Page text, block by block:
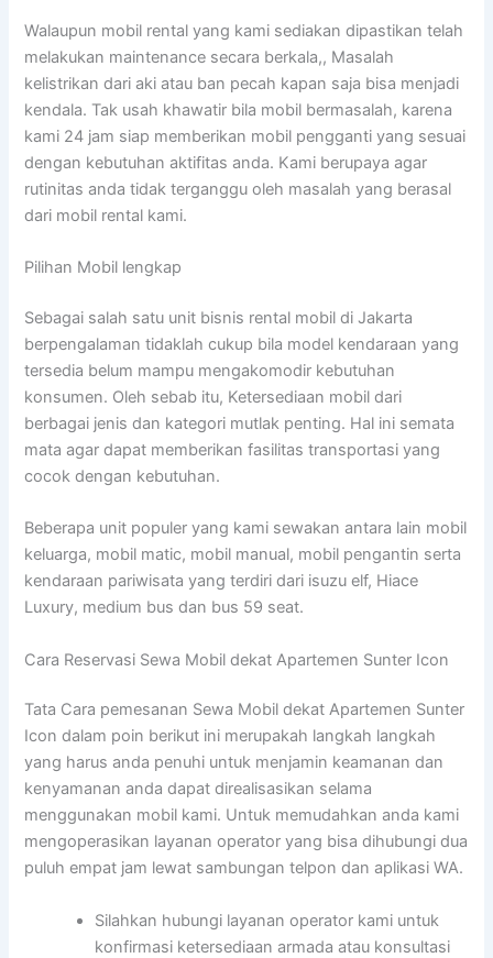
Walaupun mobil rental yang kami sediakan dipastikan telah
melakukan maintenance secara berkala,, Masalah
kelistrikan dari aki atau ban pecah kapan saja bisa menjadi
kendala. Tak usah khawatir bila mobil bermasalah, karena
kami 24 jam siap memberikan mobil pengganti yang sesuai
dengan kebutuhan aktifitas anda. Kami berupaya agar
rutinitas anda tidak terganggu oleh masalah yang berasal
dari mobil rental kami.
Pilihan Mobil lengkap
Sebagai salah satu unit bisnis rental mobil di Jakarta
berpengalaman tidaklah cukup bila model kendaraan yang
tersedia belum mampu mengakomodir kebutuhan
konsumen. Oleh sebab itu, Ketersediaan mobil dari
berbagai jenis dan kategori mutlak penting. Hal ini semata
mata agar dapat memberikan fasilitas transportasi yang
cocok dengan kebutuhan.
Beberapa unit populer yang kami sewakan antara lain mobil
keluarga, mobil matic, mobil manual, mobil pengantin serta
kendaraan pariwisata yang terdiri dari isuzu elf, Hiace
Luxury, medium bus dan bus 59 seat.
Cara Reservasi Sewa Mobil dekat Apartemen Sunter Icon
Tata Cara pemesanan Sewa Mobil dekat Apartemen Sunter
Icon dalam poin berikut ini merupakah langkah langkah
yang harus anda penuhi untuk menjamin keamanan dan
kenyamanan anda dapat direalisasikan selama
menggunakan mobil kami. Untuk memudahkan anda kami
mengoperasikan layanan operator yang bisa dihubungi dua
puluh empat jam lewat sambungan telpon dan aplikasi WA.
Silahkan hubungi layanan operator kami untuk
konfirmasi ketersediaan armada atau konsultasi